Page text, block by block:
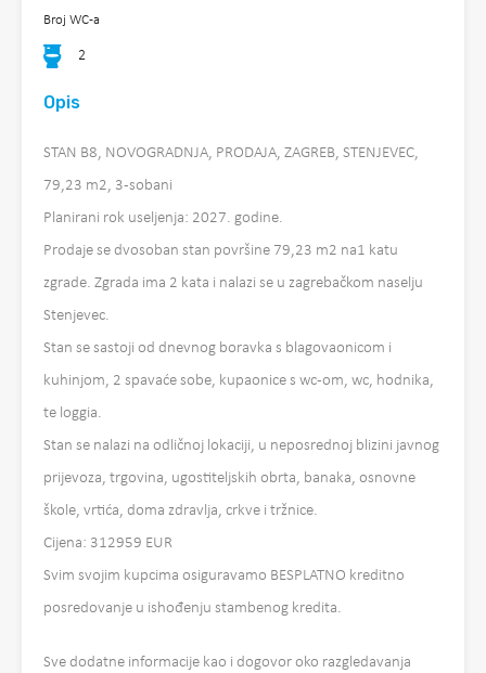
Broj WC-a
2
Opis
STAN B8, NOVOGRADNJA, PRODAJA, ZAGREB, STENJEVEC,
79,23 m2, 3-sobani
Planirani rok useljenja: 2027. godine.
Prodaje se dvosoban stan površine 79,23 m2 na1 katu
zgrade. Zgrada ima 2 kata i nalazi se u zagrebačkom naselju
Stenjevec.
Stan se sastoji od dnevnog boravka s blagovaonicom i
kuhinjom, 2 spavaće sobe, kupaonice s wc-om, wc, hodnika,
te loggia.
Stan se nalazi na odličnoj lokaciji, u neposrednoj blizini javnog
prijevoza, trgovina, ugostiteljskih obrta, banaka, osnovne
škole, vrtića, doma zdravlja, crkve i tržnice.
Cijena: 312959 EUR
Svim svojim kupcima osiguravamo BESPLATNO kreditno
posredovanje u ishođenju stambenog kredita.
Sve dodatne informacije kao i dogovor oko razgledavanja